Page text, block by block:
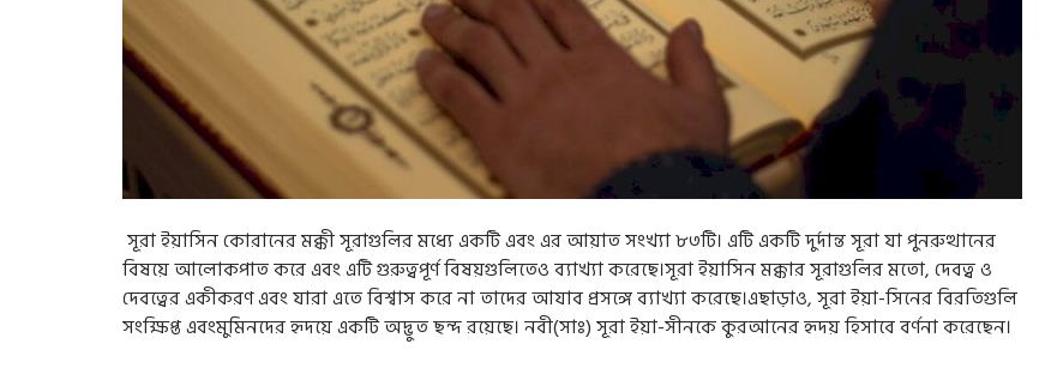
সূরা ইয়াসিন কোরানের মক্কী সূরাগুলির মধ্যে একটি এবং এর আয়াত সংখ্যা ৮৩টি। এটি একটি দুর্দান্ত সূরা যা পুনরুত্থানের
বিষয়ে আলোকপাত করে এবং এটি গুরুত্বপূর্ণ বিষয়গুলিতেও ব্যাখ্যা করেছে।সূরা ইয়াসিন মক্কার সূরাগুলির মতো, দেবত্ব ও
দেবত্বের একীকরণ এবং যারা এতে বিশ্বাস করে না তাদের আযাব প্রসঙ্গে ব্যাখ্যা করেছে।এছাড়াও, সূরা ইয়া-সিনের বিরতিগুলি
সংক্ষিপ্ত এবংমুমিনদের হৃদয়ে একটি অদ্ভুত ছন্দ রয়েছে। নবী(সাঃ) সূরা ইয়া-সীনকে কুরআনের হৃদয় হিসাবে বর্ণনা করেছেন।